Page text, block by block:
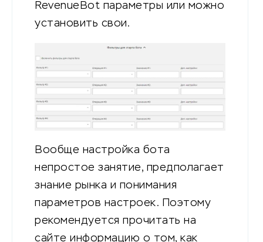
RevenueBot параметры или можно
установить свои.
Вообще настройка бота
непростое занятие, предполагает
знание рынка и понимания
параметров настроек. Поэтому
рекомендуется прочитать на
сайте информацию о том, как